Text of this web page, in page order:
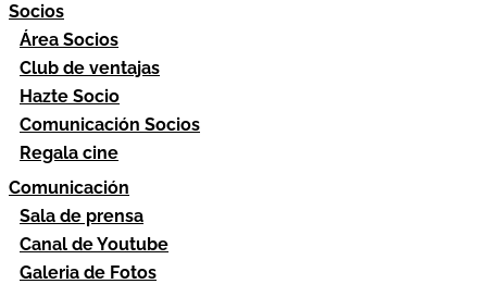
Socios
Área Socios
Club de ventajas
Hazte Socio
Comunicación Socios
Regala cine
Comunicación
Sala de prensa
Canal de Youtube
Galeria de Fotos